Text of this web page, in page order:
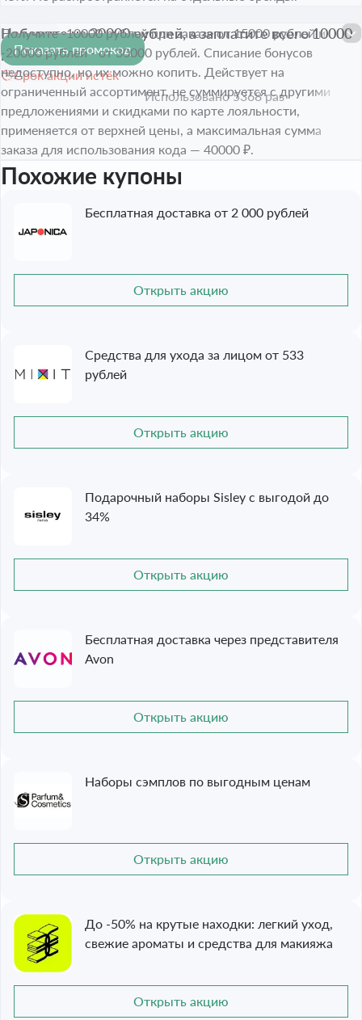
20000₽
Наберите на 30000 рублей, а заплатите всего 10000
рублей
Срок акции истёк
Получите -10000 рублей при заказе от 15000 рублей и
-20000 рублей - от 30000 рублей. Списание бонусов
недоступно, но их можно копить. Действует на
ограниченный ассортимент, не суммируется с другими
предложениями и скидками по карте лояльности,
применяется от верхней цены, а максимальная сумма
заказа для использования кода — 40000 ₽.
Показать промокод
Использовано 5368 раз
Похожие купоны
Бесплатная доставка от 2 000 рублей
Открыть акцию
Средства для ухода за лицом от 533
рублей
Открыть акцию
Подарочный наборы Sisley с выгодой до
34%
Открыть акцию
Бесплатная доставка через представителя
Avon
Открыть акцию
Наборы сэмплов по выгодным ценам
Открыть акцию
До -50% на крутые находки: легкий уход,
свежие ароматы и средства для макияжа
Открыть акцию